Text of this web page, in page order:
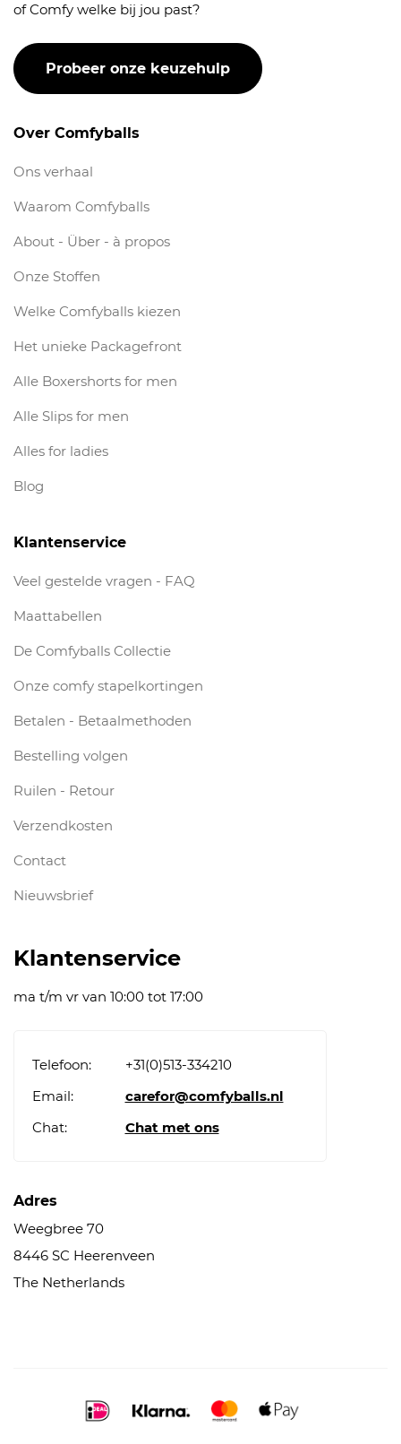
of Comfy welke bij jou past?
Probeer onze keuzehulp
Over Comfyballs
Ons verhaal
Waarom Comfyballs
About - Über - à propos
Onze Stoffen
Welke Comfyballs kiezen
Het unieke Packagefront
Alle Boxershorts for men
Alle Slips for men
Alles for ladies
Blog
Klantenservice
Veel gestelde vragen - FAQ
Maattabellen
De Comfyballs Collectie
Onze comfy stapelkortingen
Betalen - Betaalmethoden
Bestelling volgen
Ruilen - Retour
Verzendkosten
Contact
Nieuwsbrief
Klantenservice
ma t/m vr van 10:00 tot 17:00
Telefoon:
Email:
Chat:
+31(0)513-334210
carefor@comfyballs.nl
Chat met ons
Adres
Weegbree 70
8446 SC Heerenveen
The Netherlands